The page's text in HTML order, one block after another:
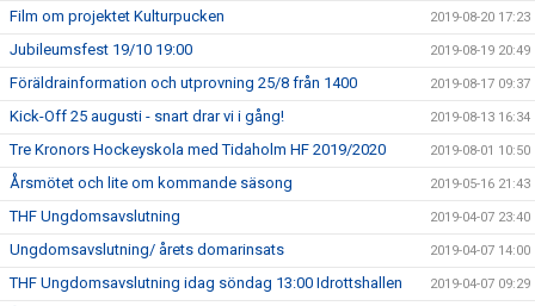
Film om projektet Kulturpucken 2019-08-20 17:23
Jubileumsfest 19/10 19:00 2019-08-19 20:49
Föräldrainformation och utprovning 25/8 från 1400 2019-08-17 09:37
Kick-Off 25 augusti - snart drar vi i gång! 2019-08-13 16:34
Tre Kronors Hockeyskola med Tidaholm HF 2019/2020 2019-08-01 10:50
Årsmötet och lite om kommande säsong 2019-05-16 21:43
THF Ungdomsavslutning 2019-04-07 23:40
Ungdomsavslutning/ årets domarinsats 2019-04-07 14:00
THF Ungdomsavslutning idag söndag 13:00 Idrottshallen 2019-04-07 09:29